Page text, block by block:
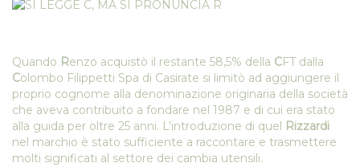
Quando Renzo acquistò il restante 58,5% della CFT dalla
Colombo Filippetti Spa di Casirate si limitò ad aggiungere il
proprio cognome alla denominazione originaria della società
che aveva contribuito a fondare nel 1987 e di cui era stato
alla guida per oltre 25 anni. L’introduzione di quel
Rizzardi
nel marchio è stato sufficiente a raccontare e trasmettere
molti significati al settore dei cambia utensili.